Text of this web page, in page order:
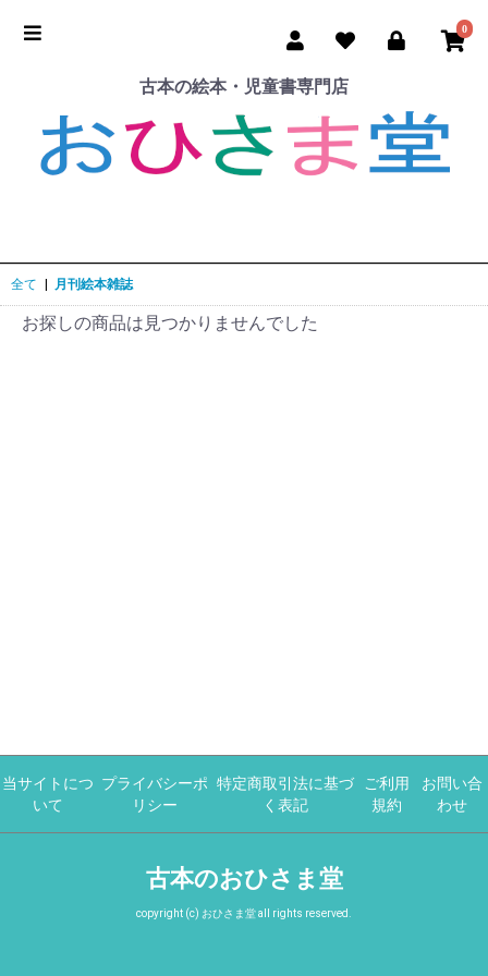
0
古本の絵本・児童書専門店
全て 月刊絵本雑誌
お探しの商品は見つかりませんでした
当サイトにつ
いて
プライバシーポ
リシー
特定商取引法に基づ
く表記
ご利用
規約
お問い合
わせ
古本のおひさま堂
copyright (c) おひさま堂 all rights reserved.